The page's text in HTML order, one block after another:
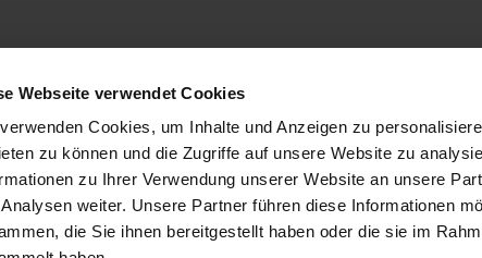
Webseite verwendet Cookies
Cookies, um Inhalte und Anzeigen zu
zu können und die Zugriffe auf unsere Website zu
zu Ihrer Verwendung unserer Website an unsere
Analysen weiter. Unsere Partner führen diese Informationen
die Sie ihnen bereitgestellt haben oder die sie im
Über die Kalaidos FH
Datenschutzerklärung
Impressum